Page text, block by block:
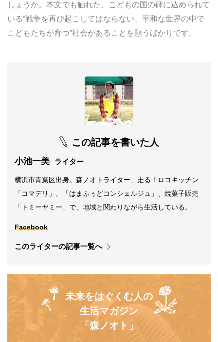
しょうか。本文でも触れた、こどもの国の碑に込められて
いる“戦争を再び起こしてはならない、平和な世界の中で
こどもたちが育つ”社会があることを願うばかりです。
この記事を書いた人
小池一美 ライター
横浜市青葉区出身。森ノオトライター、走る！ロコキッチン
「コマデリ」、「はまふぅどコンシェルジュ」、焼菓子販売
「トミーヤミー」で、地域と関わりながら生活している。
Facebook
このライターの記事一覧へ
未来をはぐくむ人の
生活マガジン
「森ノオト」